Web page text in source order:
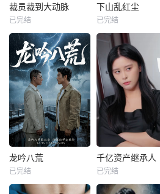
裁员裁到大动脉
已完结
下山乱红尘
已完结
龙吟八荒
已完结
千亿资产继承人
已完结